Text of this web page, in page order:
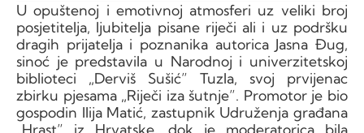
U opuštenoj i emotivnoj atmosferi uz veliki broj
posjetitelja, ljubitelja pisane riječi ali i uz podršku
dragih prijatelja i poznanika autorica Jasna Đug,
sinoć je predstavila u Narodnoj i univerzitetskoj
biblioteci „Derviš Sušić” Tuzla, svoj prvijenac
zbirku pjesama „Riječi iza šutnje”. Promotor je bio
gospodin Ilija Matić, zastupnik Udruženja građana
„Hrast” iz Hrvatske, dok je moderatorica bila